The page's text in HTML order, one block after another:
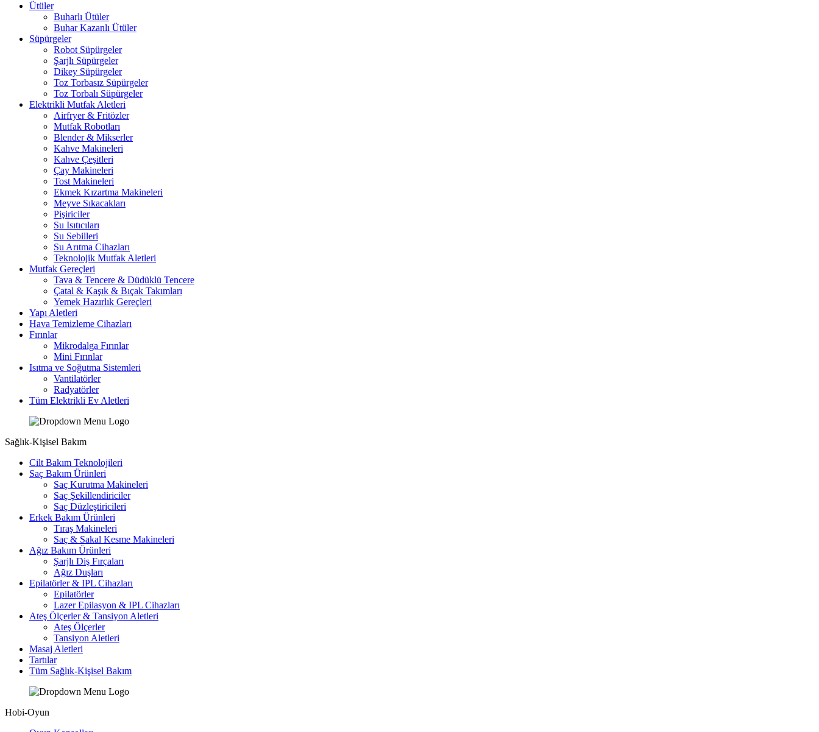
Ütüler
Buharlı Ütüler
Buhar Kazanlı Ütüler
Süpürgeler
Robot Süpürgeler
Şarjlı Süpürgeler
Dikey Süpürgeler
Toz Torbasız Süpürgeler
Toz Torbalı Süpürgeler
Elektrikli Mutfak Aletleri
Airfryer & Fritözler
Mutfak Robotları
Blender & Mikserler
Kahve Makineleri
Kahve Çeşitleri
Çay Makineleri
Tost Makineleri
Ekmek Kızartma Makineleri
Meyve Sıkacakları
Pişiriciler
Su Isıtıcıları
Su Sebilleri
Su Arıtma Cihazları
Teknolojik Mutfak Aletleri
Mutfak Gereçleri
Tava & Tencere & Düdüklü Tencere
Çatal & Kaşık & Bıçak Takımları
Yemek Hazırlık Gereçleri
Yapı Aletleri
Hava Temizleme Cihazları
Fırınlar
Mikrodalga Fırınlar
Mini Fırınlar
Isıtma ve Soğutma Sistemleri
Vantilatörler
Radyatörler
Tüm Elektrikli Ev Aletleri
Sağlık-Kişisel Bakım
Cilt Bakım Teknolojileri
Saç Bakım Ürünleri
Saç Kurutma Makineleri
Saç Şekillendiriciler
Saç Düzleştiricileri
Erkek Bakım Ürünleri
Tıraş Makineleri
Saç & Sakal Kesme Makineleri
Ağız Bakım Ürünleri
Şarjlı Diş Fırçaları
Ağız Duşları
Epilatörler & IPL Cihazları
Epilatörler
Lazer Epilasyon & IPL Cihazları
Ateş Ölçerler & Tansiyon Aletleri
Ateş Ölçerler
Tansiyon Aletleri
Masaj Aletleri
Tartılar
Tüm Sağlık-Kişisel Bakım
Hobi-Oyun